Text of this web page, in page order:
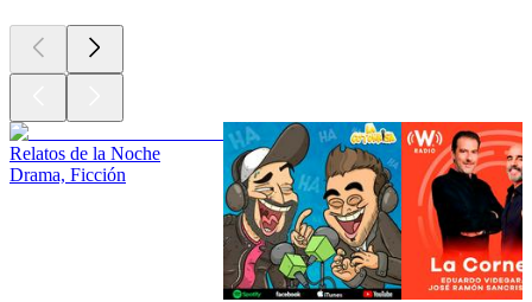
Relatos de la Noche
Drama, Ficción